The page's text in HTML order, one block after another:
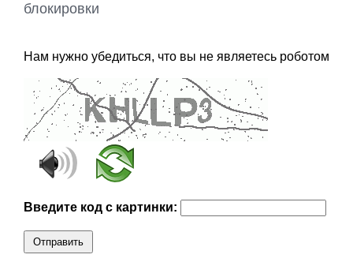
блокировки
Нам нужно убедиться, что вы не являетесь роботом
Введите код с картинки:
Отправить